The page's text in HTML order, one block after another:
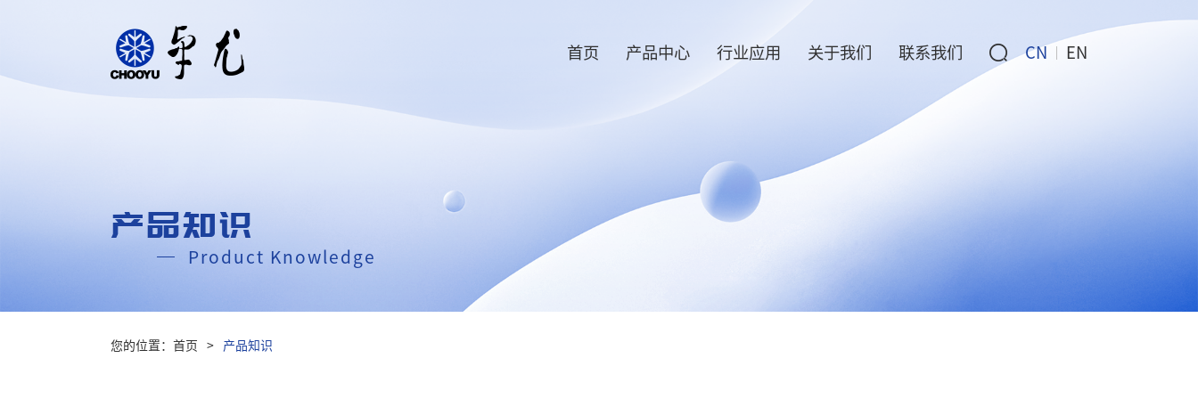
首页 产品中心 行业应用 关于我们 联系我们 CN EN
产品知识
Product Knowledge
您的位置： 首页 > 产品知识